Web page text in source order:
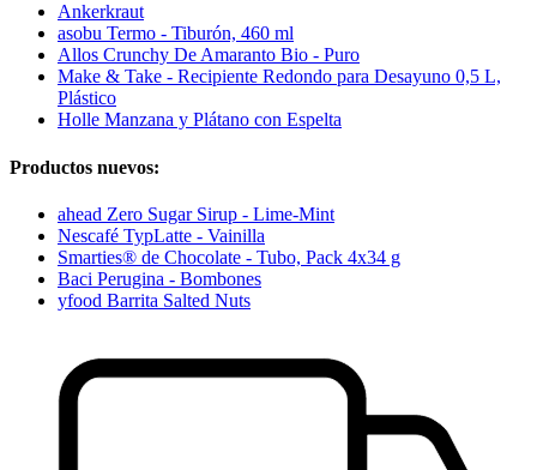
Ankerkraut
asobu Termo - Tiburón, 460 ml
Allos Crunchy De Amaranto Bio - Puro
Make & Take - Recipiente Redondo para Desayuno 0,5 L,
Plástico
Holle Manzana y Plátano con Espelta
Productos nuevos:
ahead Zero Sugar Sirup - Lime-Mint
Nescafé TypLatte - Vainilla
Smarties® de Chocolate - Tubo, Pack 4x34 g
Baci Perugina - Bombones
yfood Barrita Salted Nuts